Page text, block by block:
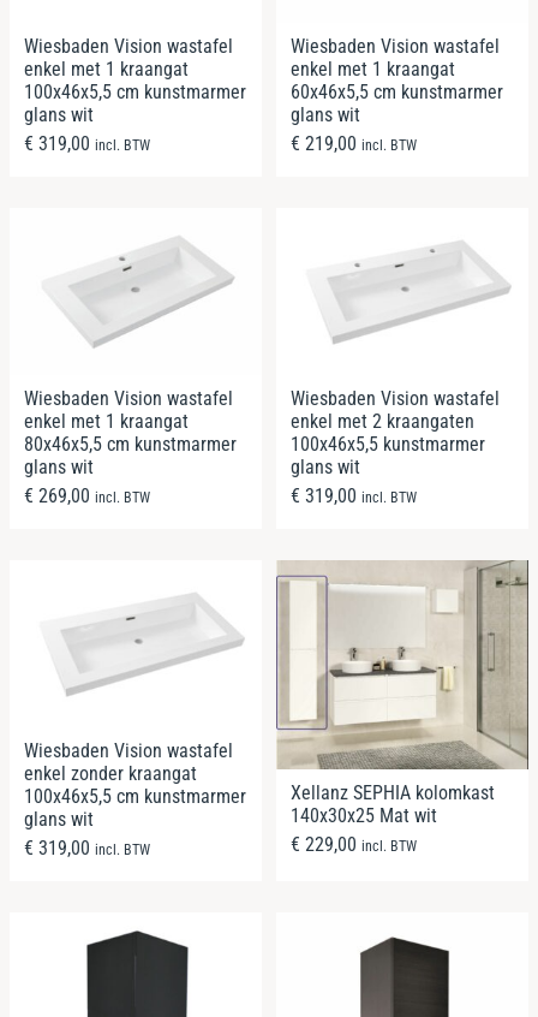
Wiesbaden Vision wastafel
enkel met 1 kraangat
100x46x5,5 cm kunstmarmer
glans wit
€ 319,00 incl. BTW
Wiesbaden Vision wastafel
enkel met 1 kraangat
60x46x5,5 cm kunstmarmer
glans wit
€ 219,00 incl. BTW
Wiesbaden Vision wastafel
enkel met 1 kraangat
80x46x5,5 cm kunstmarmer
glans wit
€ 269,00 incl. BTW
Wiesbaden Vision wastafel
enkel met 2 kraangaten
100x46x5,5 kunstmarmer
glans wit
€ 319,00 incl. BTW
Wiesbaden Vision wastafel
enkel zonder kraangat
100x46x5,5 cm kunstmarmer
glans wit
€ 319,00 incl. BTW
Xellanz SEPHIA kolomkast
140x30x25 Mat wit
€ 229,00 incl. BTW